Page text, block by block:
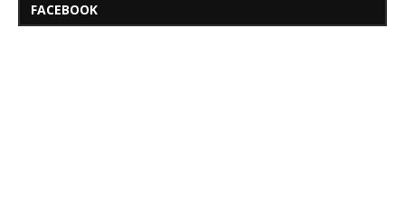
FACEBOOK